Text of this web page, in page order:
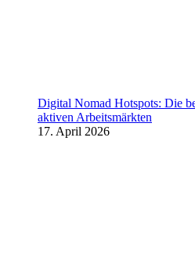
Digital Nomad Hotspots: Die
aktiven Arbeitsmärkten
17. April 2026